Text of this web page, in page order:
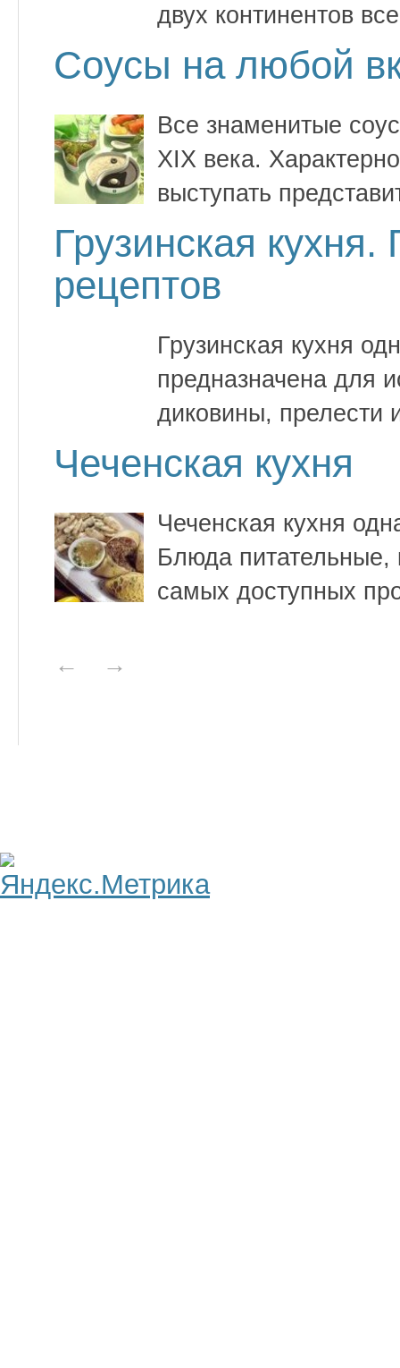
двух континентов
Соусы на любой
Все знаменитые
XIX века.
выступать
Грузинская
рецептов
Грузинская кухня
предназначена для
диковины, прелести
Чеченская кухня
Чеченская кухня
Блюда питательные,
самых доступных
← →